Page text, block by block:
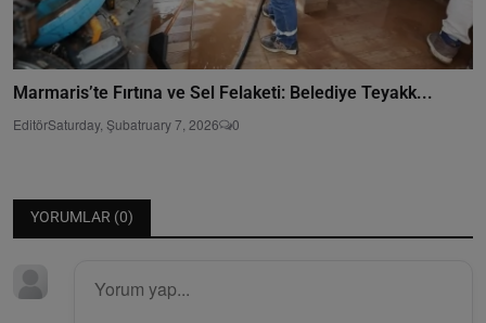
Marmaris’te Fırtına ve Sel Felaketi: Belediye Teyakk...
EditörSaturday, Şubatruary 7, 2026 0
YORUMLAR (0)